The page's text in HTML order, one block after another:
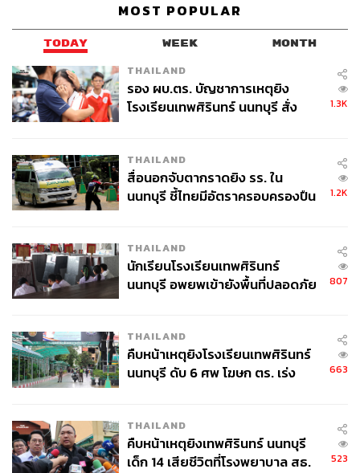
MOST POPULAR
TODAY WEEK MONTH
THAILAND
รอง ผบ.ตร. บัญชาการเหตุยิง
โรงเรียนเทพศิรินทร์ นนทบุรี สั่ง
1.3K
THAILAND
สื่อนอกจับตากราดยิง รร. ใน
นนทบุรี ชี้ไทยมีอัตราครอบครองปืน
1.2K
THAILAND
นักเรียนโรงเรียนเทพศิรินทร์
นนทบุรี อพยพเข้ายังพื้นที่ปลอดภัย
807
THAILAND
คืบหน้าเหตุยิงโรงเรียนเทพศิรินทร์
นนทบุรี ดับ 6 ศพ โฆษก ตร. เร่ง
663
THAILAND
คืบหน้าเหตุยิงเทพศิรินทร์ นนทบุรี
เด็ก 14 เสียชีวิตที่โรงพยาบาล สธ.
523